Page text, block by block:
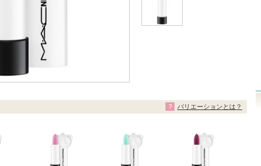
バリエーションとは？